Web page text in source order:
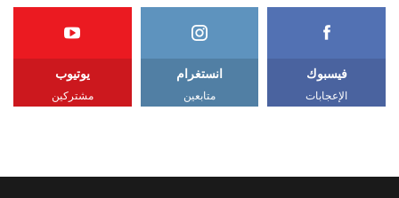
فيسبوك
الإعجابات
انستغرام
متابعين
يوتيوب
مشتركين